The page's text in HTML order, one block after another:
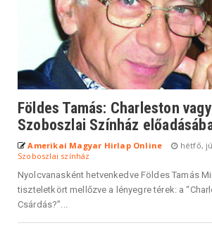
Földes Tamás: Charleston
Szoboszlai Színház
Amerikai Magyar Hirlap Online
hétfő,
Szoboszlai színház
Nyolcvanasként hetvenkedve Földes Tamás
tiszteletkört mellőzve a lényegre térek: a
Csárdás?”...